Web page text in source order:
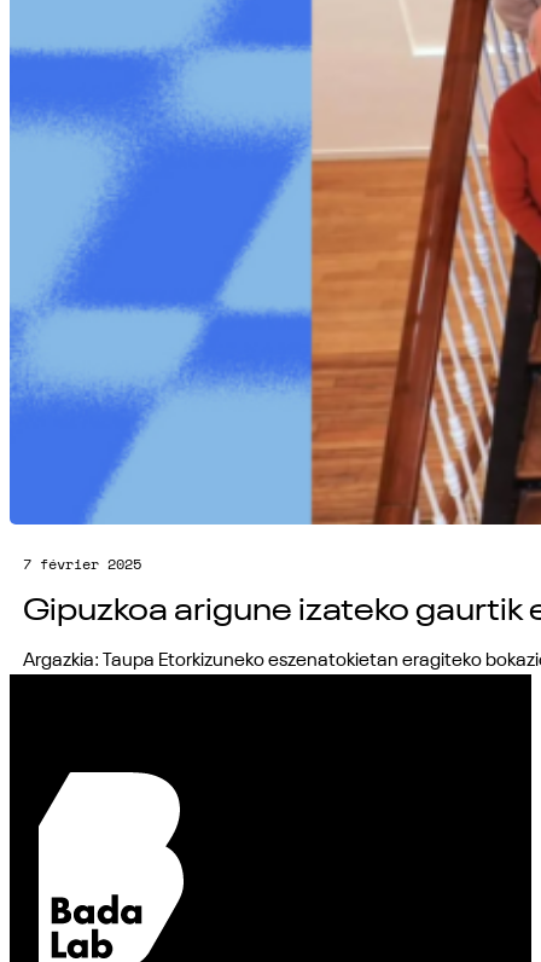
7 février 2025
Gipuzkoa arigune izateko gaurtik
Argazkia: Taupa Etorkizuneko eszenatokietan eragiteko